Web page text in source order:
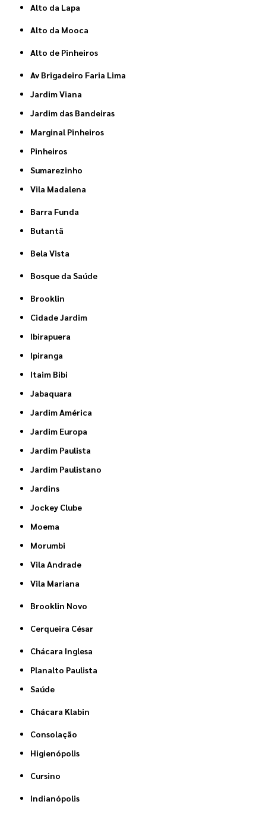
Alto da Lapa
Alto da Mooca
Alto de Pinheiros
Av Brigadeiro Faria Lima
Jardim Viana
Jardim das Bandeiras
Marginal Pinheiros
Pinheiros
Sumarezinho
Vila Madalena
Barra Funda
Butantã
Bela Vista
Bosque da Saúde
Brooklin
Cidade Jardim
Ibirapuera
Ipiranga
Itaim Bibi
Jabaquara
Jardim América
Jardim Europa
Jardim Paulista
Jardim Paulistano
Jardins
Jockey Clube
Moema
Morumbi
Vila Andrade
Vila Mariana
Brooklin Novo
Cerqueira César
Chácara Inglesa
Planalto Paulista
Saúde
Chácara Klabin
Consolação
Higienópolis
Cursino
Indianópolis